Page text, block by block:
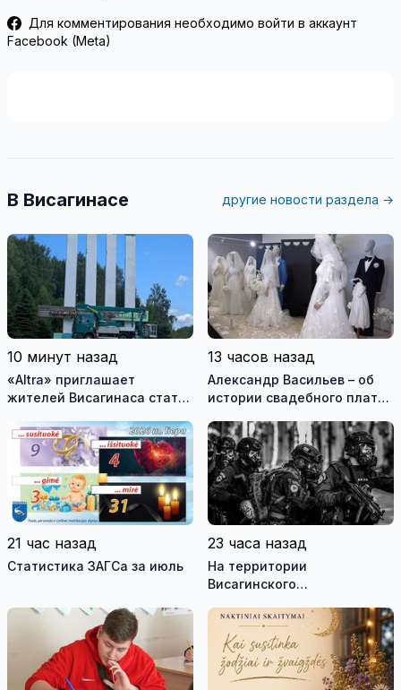
Для комментирования необходимо войти в аккаунт
Facebook (Meta)
В Висагинасе другие новости раздела →
10 минут назад
«Altra» приглашает
жителей Висагинаса стать
обновлённой стелы
13 часов назад
Александр Васильев – об
истории свадебного платья
истории моды (видео)
21 час назад
Статистика ЗАГСа за июль
23 часа назад
На территории
Висагинского
международные
антитеррористические
учения «Baltic Shadow»